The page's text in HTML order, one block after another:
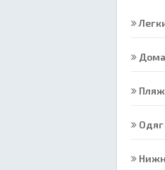
Одяг